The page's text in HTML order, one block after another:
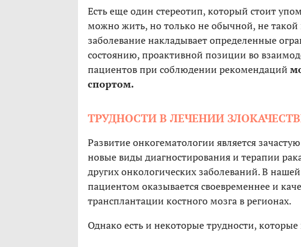
Есть еще один стереотип, который стоит
можно жить, но только не обычной, не такой
заболевание накладывает определенные
состоянию, проактивной позиции во
пациентов при соблюдении рекомендаций
спортом.
ТРУДНОСТИ В ЛЕЧЕНИИ
Развитие онкогематологии является
новые виды диагностирования и терапии
других онкологических заболеваний. В
пациентом оказывается своевременнее и
трансплантации костного мозга в регионах.
Однако есть и некоторые трудности,